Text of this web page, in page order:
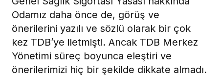
Odamız daha önce de, görüş ve
önerilerini yazılı ve sözlü olarak bir çok
kez TDB’ye iletmişti. Ancak TDB Merkez
Yönetimi süreç boyunca eleştiri ve
önerilerimizi hiç bir şekilde dikkate almadı.